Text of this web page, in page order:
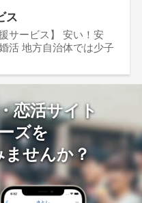
ス
サービス】 安い！安
活 地方自治体では少子
恋活サイト
ズを
ませんか？